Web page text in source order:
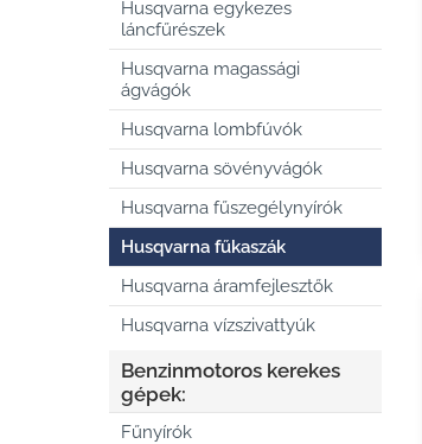
Husqvarna egykezes
láncfűrészek
Husqvarna magassági
ágvágók
Husqvarna lombfúvók
Husqvarna sövényvágók
Husqvarna fűszegélynyírók
Husqvarna fűkaszák
Husqvarna áramfejlesztők
Husqvarna vízszivattyúk
Benzinmotoros kerekes
gépek:
Fűnyírók